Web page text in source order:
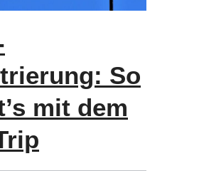
So
mit dem